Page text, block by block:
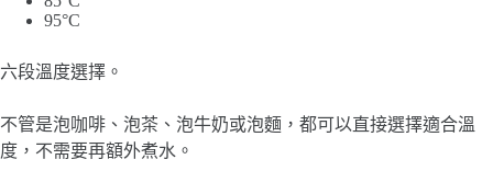
95°C
六段溫度選擇。
不管是泡咖啡、泡茶、泡牛奶或泡麵，都可以直接選擇適合溫
度，不需要再額外煮水。